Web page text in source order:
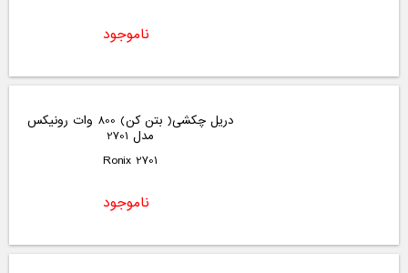
ناموجود
دریل چکشی( بتن کن) 800 وات رونیکس
مدل 2701
2701 Ronix
ناموجود